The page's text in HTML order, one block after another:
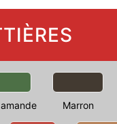
Marron